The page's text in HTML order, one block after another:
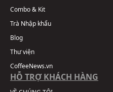
Combo & Kit
Trà Nhập khẩu
Blog
Thư viện
CoffeeNews.vn
HỖ TRỢ KHÁCH HÀNG